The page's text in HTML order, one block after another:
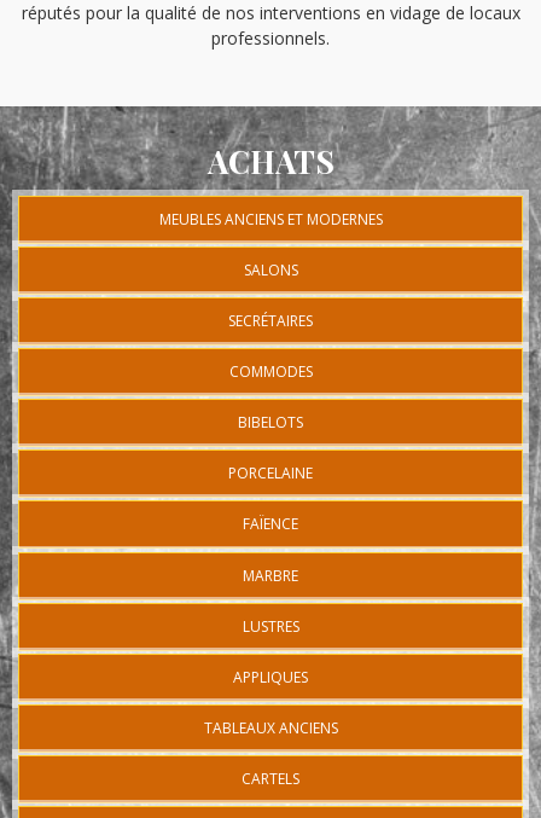
réputés pour la qualité de nos interventions en vidage de locaux
professionnels.
ACHATS
MEUBLES ANCIENS ET MODERNES
SALONS
SECRÉTAIRES
COMMODES
BIBELOTS
PORCELAINE
FAÏENCE
MARBRE
LUSTRES
APPLIQUES
TABLEAUX ANCIENS
CARTELS